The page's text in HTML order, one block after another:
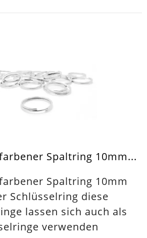
Spaltring 10mm...
Spaltring 10mm
Schlüsselring diese
lassen sich auch als
verwenden